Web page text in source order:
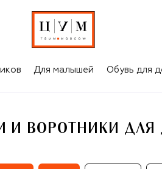
КРЕМОВЫЕ ГАЛСТУКИ И ВОРОТНИКИ ДЛЯ ДЕТЕЙ CAROLON Для малышей Обувь для
И ВОРОТНИКИ ДЛЯ